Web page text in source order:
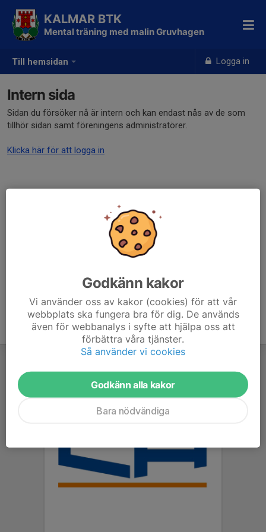
Till hemsidan Logga in
KALMAR BTK
Mental träning med malin Gruvhagen
Intern sida
Sidan du försöker nå är intern och kan endast nås av de som
tillhör sidan samt föreningens administratörer.
Klicka här för att logga in
Godkänn kakor
Vi använder oss av kakor (cookies) för att vår
webbplats ska fungera bra för dig. De används
även för webbanalys i syfte att hjälpa oss att
förbättra våra tjänster.
Så använder vi cookies
Godkänn alla kakor
Bara nödvändiga